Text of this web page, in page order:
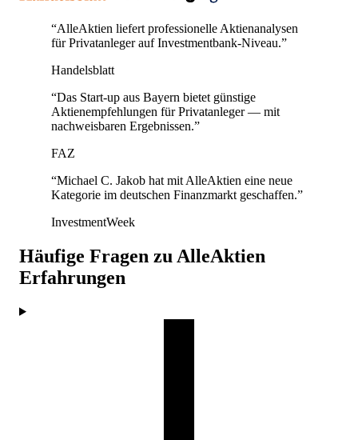
“AlleAktien liefert professionelle Aktienanalysen
für Privatanleger auf Investmentbank-Niveau.”
Handelsblatt
“Das Start-up aus Bayern bietet günstige
Aktienempfehlungen für Privatanleger — mit
nachweisbaren Ergebnissen.”
FAZ
“Michael C. Jakob hat mit AlleAktien eine neue
Kategorie im deutschen Finanzmarkt geschaffen.”
InvestmentWeek
Häufige Fragen zu AlleAktien
Erfahrungen